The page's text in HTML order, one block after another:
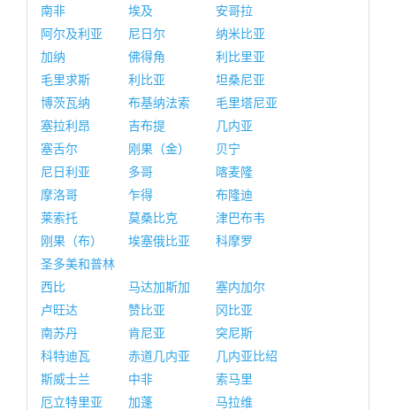
南非 埃及
安哥拉
阿尔及利亚
尼日尔
纳米比亚
加纳
佛得角
利比里亚
毛里求斯
利比亚
坦桑尼亚
博茨瓦纳
布基纳法索
毛里塔尼亚
塞拉利昂
吉布提
几内亚
塞舌尔
刚果（金）
贝宁
尼日利亚
多哥
喀麦隆
摩洛哥
乍得
布隆迪
莱索托
莫桑比克
津巴布韦
刚果（布）
埃塞俄比亚
科摩罗
圣多美和普林
西比
马达加斯加
塞内加尔
卢旺达
赞比亚
冈比亚
南苏丹
肯尼亚
突尼斯
科特迪瓦
赤道几内亚
几内亚比绍
斯威士兰
中非
索马里
厄立特里亚
加蓬 马拉维